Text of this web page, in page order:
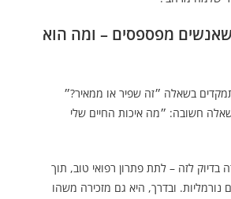
מפספסים – ומה הוא
בשאלה ״זה שפיר או ממאיר?״
חשובה: ״מה איכות החיים שלי
בדיוק לזה – לתת פתרון רפואי טוב, תוך
נורמליות. ובדרך, היא גם מזכירה משהו